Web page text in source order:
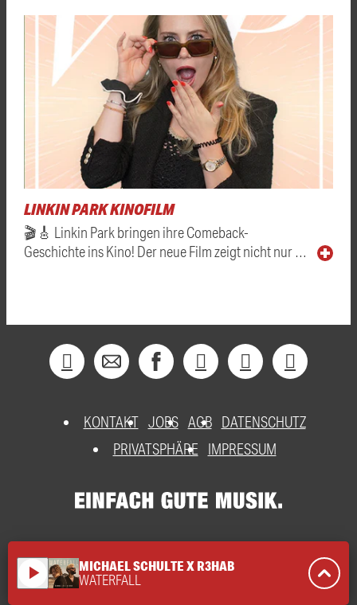
LINKIN PARK KINOFILM
🎬🎸 Linkin Park bringen ihre Comeback-
Geschichte ins Kino! Der neue Film zeigt nicht nur …
KONTAKT JOBS AGB DATENSCHUTZ
PRIVATSPHÄRE
IMPRESSUM
play_arrow MICHAEL SCHULTE X R3HAB
WATERFALL